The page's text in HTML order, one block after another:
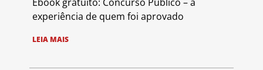
experiência de quem foi aprovado
LEIA MAIS